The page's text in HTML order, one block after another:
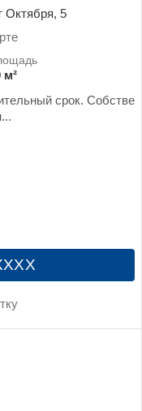
Октября, 5
м²
срок. Собстве